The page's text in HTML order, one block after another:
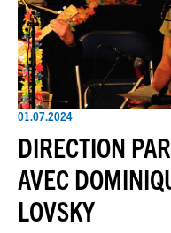
01.07.2024
DIRECTION
AVEC
LOVSKY